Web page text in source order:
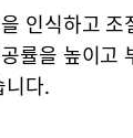
인식하고 조
률을 높이고
니다.